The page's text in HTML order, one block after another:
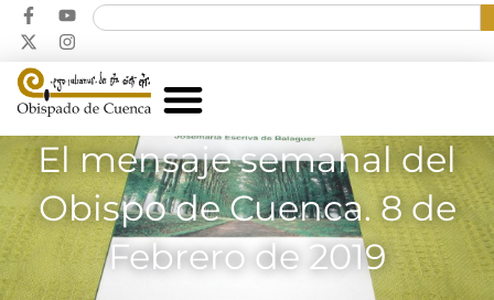
El mensaje semanal del
Obispo de Cuenca. 8 de
Febrero de 2019